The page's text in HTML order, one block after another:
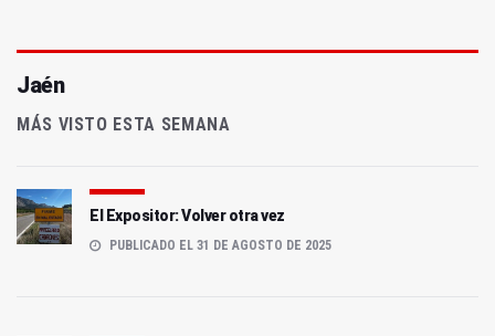
Jaén
MÁS VISTO ESTA SEMANA
El Expositor: Volver otra vez
PUBLICADO EL 31 DE AGOSTO DE 2025